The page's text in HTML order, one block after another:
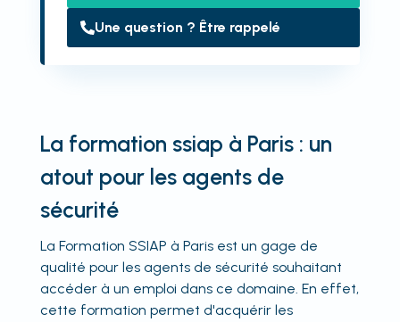
Une question ? Être rappelé
La formation ssiap à Paris : un
atout pour les agents de
sécurité
La Formation SSIAP à Paris est un gage de
qualité pour les agents de sécurité souhaitant
accéder à un emploi dans ce domaine. En effet,
cette formation permet d'acquérir les